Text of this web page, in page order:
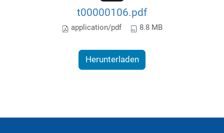
t00000106.pdf
application/pdf 8.8 MB
Herunterladen